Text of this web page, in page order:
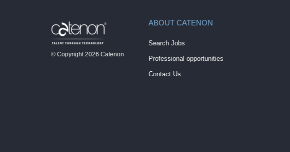
© Copyright2026 Catenon
ABOUT CATENON
Search Jobs
Professional opportunities
Contact Us